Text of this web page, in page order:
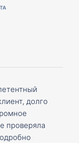
долго
проверяла